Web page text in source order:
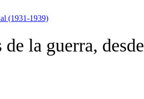
(1931-1939)
de la guerra,